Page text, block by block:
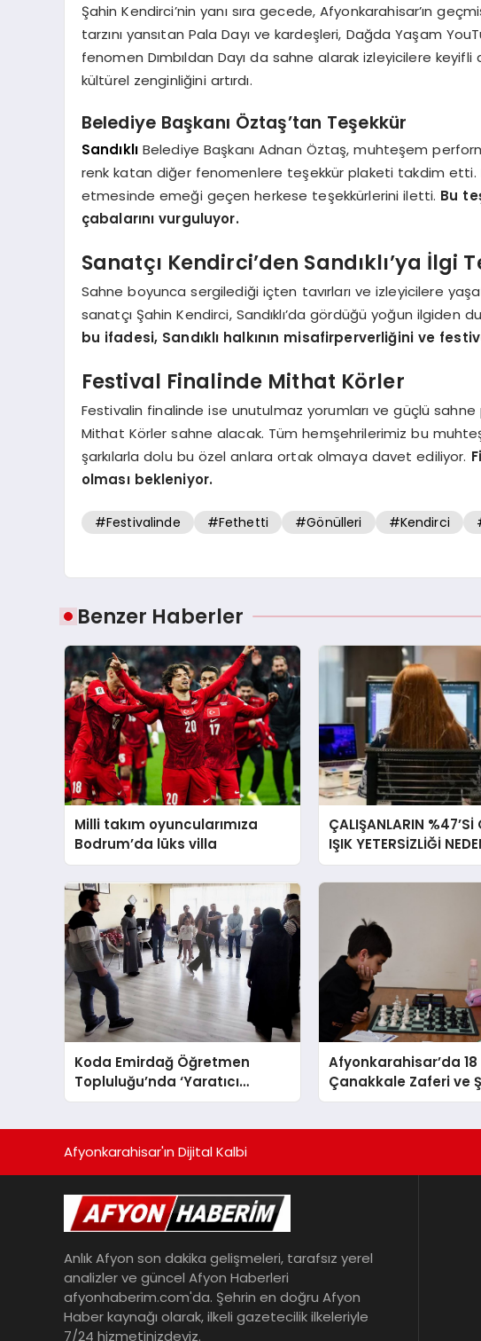
Şahin Kendirci’nin yanı sıra gecede, Afyonkarahisar’ın
tarzını yansıtan Pala Dayı ve kardeşleri, Dağda Yaşam
fenomen Dımbıldan Dayı da sahne alarak izleyicilere
kültürel zenginliğini artırdı.
Belediye Başkanı Öztaş’tan Teşekkür
SandıklıBelediye Başkanı Adnan Öztaş, muhteşem
renk katan diğer fenomenlere teşekkür plaketi takdim etti.
etmesinde emeği geçen herkese teşekkürlerini iletti. Bu
çabalarını vurguluyor.
Sanatçı Kendirci’den Sandıklı’ya İlgi
Sahne boyunca sergilediği içten tavırları ve izleyicilere
sanatçı Şahin Kendirci, Sandıklı’da gördüğü yoğun ilgiden
bu ifadesi, Sandıklı halkının misafirperverliğini ve
Festival Finalinde Mithat Körler
Festivalin finalinde ise unutulmaz yorumları ve güçlü
Mithat Körler sahne alacak. Tüm hemşehrilerimiz bu
şarkılarla dolu bu özel anlara ortak olmaya davet ediliyor.
olması bekleniyor.
#Festivalinde #Fethetti #Gönülleri #Kendirci
Benzer Haberler
Milli takım oyuncularımıza
Bodrum’da lüks villa
ÇALIŞANLARIN %47’Sİ
IŞIK YETERSİZLİĞİ
YORGUN HİSSEDİYOR
Koda Emirdağ Öğretmen
Topluluğu’nda ‘Yaratıcı
Drama’ eğitimi gerçekleştirildi.
Afyonkarahisar’da
Çanakkale Zaferi ve
Anma Günü Satranç
Afyonkarahisar'ın Dijital Kalbi
Anlık Afyon son dakika gelişmeleri, tarafsız yerel
analizler ve güncel Afyon Haberleri
afyonhaberim.com'da. Şehrin en doğru Afyon
Haber kaynağı olarak, ilkeli gazetecilik ilkeleriyle
7/24 hizmetinizdeyiz.